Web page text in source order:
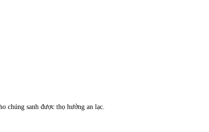
chúng sanh được thọ hưởng an lạc.